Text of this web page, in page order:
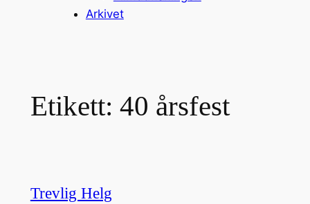
Arkivet
Etikett: 40 årsfest
Trevlig Helg